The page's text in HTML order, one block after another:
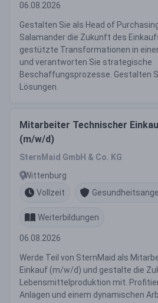
06.08.2026
Gestalten Sie als Head of
Salamander die Zukunft des
gestützte Transformationen in
und verantworten Sie strategische
Beschaffungsprozesse. Gestalten
Lösungen.
Mitarbeiter Technischer
(m/w/d)
SternMaid GmbH & Co. KG
Wittenburg
Vollzeit
Weiterbildungen
06.08.2026
Werde Teil von SternMaid als
Einkauf (m/w/d) und gestalte die
Lebensmittelproduktion mit.
Anlagen und einem dynamischen